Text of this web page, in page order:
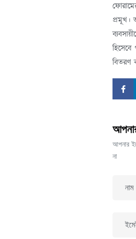
প্রমূখ।
হিসেবে
বিতরণ
আপনার
না